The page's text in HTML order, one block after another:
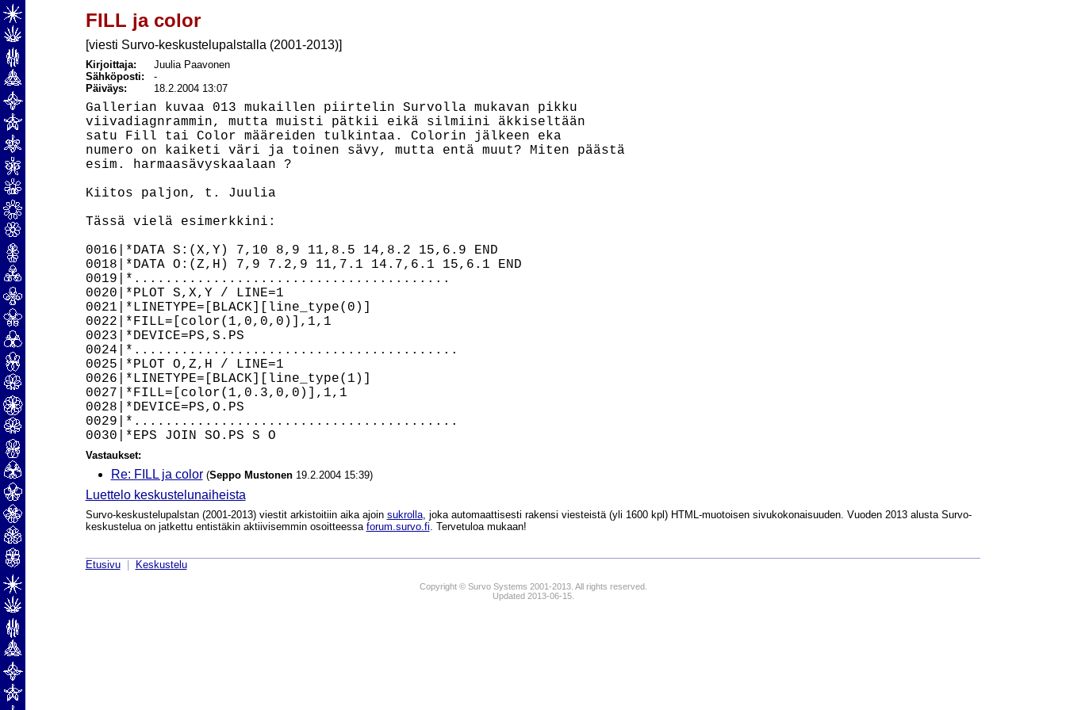
FILL ja color
[viesti Survo-keskustelupalstalla (2001-2013)]
Kirjoittaja:
Juulia Paavonen
Sähköposti: -
Päiväys:
18.2.2004 13:07
Gallerian kuvaa 013 mukaillen piirtelin Survolla mukavan pikku
viivadiagnrammin, mutta muisti pätkii eikä silmiini äkkiseltään
satu Fill tai Color määreiden tulkintaa. Colorin jälkeen eka
numero on kaiketi väri ja toinen sävy, mutta entä muut? Miten päästä
esim. harmaasävyskaalaan ?
Kiitos paljon, t. Juulia
Tässä vielä esimerkkini:
0016|*DATA S:(X,Y) 7,10 8,9 11,8.5 14,8.2 15,6.9 END
0018|*DATA O:(Z,H) 7,9 7.2,9 11,7.1 14.7,6.1 15,6.1 END
0019|*........................................
0020|*PLOT S,X,Y / LINE=1
0021|*LINETYPE=[BLACK][line_type(0)]
0022|*FILL=[color(1,0,0,0)],1,1
0023|*DEVICE=PS,S.PS
0024|*.........................................
0025|*PLOT O,Z,H / LINE=1
0026|*LINETYPE=[BLACK][line_type(1)]
0027|*FILL=[color(1,0.3,0,0)],1,1
0028|*DEVICE=PS,O.PS
0029|*.........................................
Vastaukset:
Re: FILL ja color (Seppo Mustonen19.2.2004 15:39)
Luettelo keskustelunaiheista
Survo-keskustelupalstan (2001-2013) viestit arkistoitiin aika ajoin sukrolla, joka automaattisesti rakensi viesteistä (yli 1600 kpl) HTML-muotoisen sivukokonaisuuden. Vuoden 2013 alusta Survo-
keskustelua on jatkettu entistäkin aktiivisemmin osoitteessa forum.survo.fi. Tervetuloa mukaan!
Etusivu| Keskustelu
Copyright © Survo Systems 2001-2013. All rights reserved.
Updated 2013-06-15.